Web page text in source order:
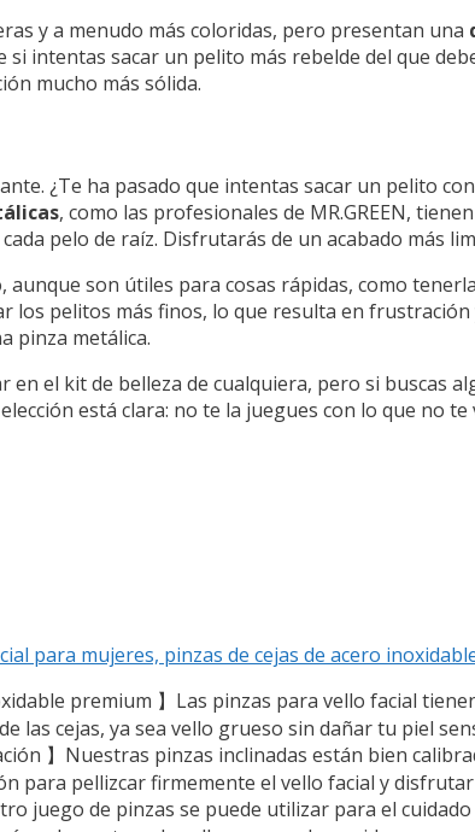
y a menudo más coloridas, pero presentan una
intentas sacar un pelito más rebelde del que
mucho más sólida.
¿Te ha pasado que intentas sacar un pelito
, como las profesionales de MR.GREEN,
pelo de raíz. Disfrutarás de un acabado más
aunque son útiles para cosas rápidas, como
los pelitos más finos, lo que resulta en
pinza metálica.
el kit de belleza de cualquiera, pero si buscas
está clara: no te la juegues con lo que no te
para mujeres, pinzas de cejas de acero
premium 】Las pinzas para vello facial
las cejas, ya sea vello grueso sin dañar tu piel
】Nuestras pinzas inclinadas están bien
para pellizcar firmemente el vello facial y
juego de pinzas se puede utilizar para el